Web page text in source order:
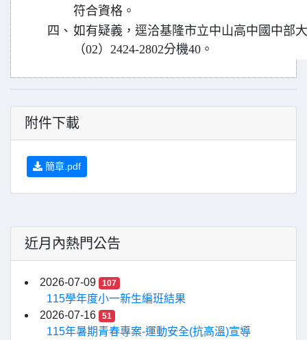
符合資格。
四、 如有疑義，逕洽基隆市立中山高中國中部
（02）2424-2802分機40。
附件下載
簡章.pdf
近月內熱門公告
2026-07-09 107
115學年度小一新生編班結果
2026-07-16
51
115年暑期青春專案-運動安全(抗高溫)宣導